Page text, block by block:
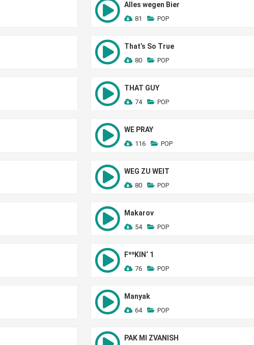
Alles wegen Bier
81 POP
That’s So True
80 POP
THAT GUY
74 POP
WE PRAY
116 POP
WEG ZU WEIT
80 POP
Makarov
54 POP
F**KIN‘ 1
76 POP
Manyak
64 POP
PAK MI ZVANISH